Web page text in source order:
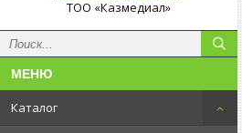
ТОО «Казмедиал»
Каталог